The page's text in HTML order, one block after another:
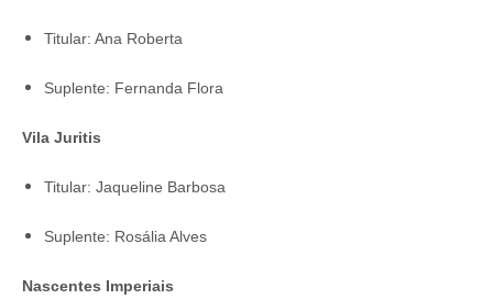
Titular: Ana Roberta
Suplente: Fernanda Flora
Vila Juritis
Titular: Jaqueline Barbosa
Suplente: Rosália Alves
Nascentes Imperiais